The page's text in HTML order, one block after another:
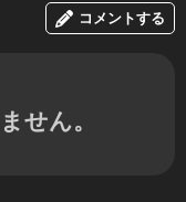
コメントする
せん。